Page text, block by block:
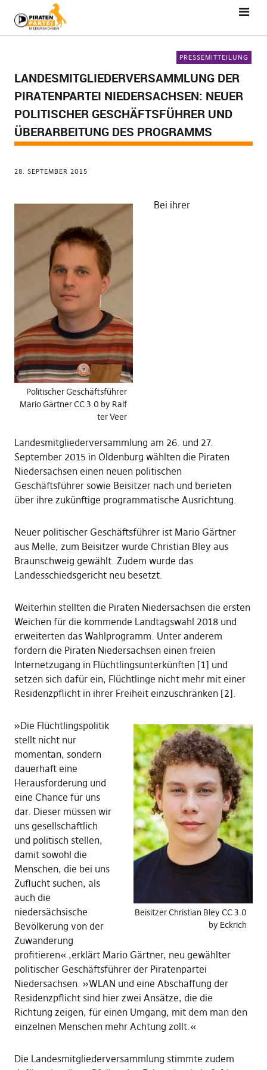
PRESSEMITTEILUNG
LANDESMITGLIEDERVERSAMMLUNG DER
PIRATENPARTEI NIEDERSACHSEN: NEUER
POLITISCHER GESCHÄFTSFÜHRER UND
ÜBERARBEITUNG DES PROGRAMMS
28. SEPTEMBER 2015
Politischer Geschäftsführer
Mario Gärtner CC 3.0 by Ralf
ter Veer
Bei ihrer
Landesmitgliederversammlung am 26. und 27.
September 2015 in Oldenburg wählten die Piraten
Niedersachsen einen neuen politischen
Geschäftsführer sowie Beisitzer nach und berieten
über ihre zukünftige programmatische Ausrichtung.
Neuer politischer Geschäftsführer ist Mario Gärtner
aus Melle, zum Beisitzer wurde Christian Bley aus
Braunschweig gewählt. Zudem wurde das
Landesschiedsgericht neu besetzt.
Weiterhin stellten die Piraten Niedersachsen die ersten
Weichen für die kommende Landtagswahl 2018 und
erweiterten das Wahlprogramm. Unter anderem
fordern die Piraten Niedersachsen einen freien
Internetzugang in Flüchtlingsunterkünften [1] und
setzen sich dafür ein, Flüchtlinge nicht mehr mit einer
Residenzpflicht in ihrer Freiheit einzuschränken [2].
Beisitzer Christian Bley CC 3.0
by Eckrich
»Die Flüchtlingspolitik
stellt nicht nur
momentan, sondern
dauerhaft eine
Herausforderung und
eine Chance für uns
dar. Dieser müssen wir
uns gesellschaftlich
und politisch stellen,
damit sowohl die
Menschen, die bei uns
Zuflucht suchen, als
auch die
niedersächsische
Bevölkerung von der
Zuwanderung
profitieren« ,erklärt Mario Gärtner, neu gewählter
politischer Geschäftsführer der Piratenpartei
Niedersachsen. »WLAN und eine Abschaffung der
Residenzpflicht sind hier zwei Ansätze, die die
Richtung zeigen, für einen Umgang, mit dem man den
einzelnen Menschen mehr Achtung zollt.«
Die Landesmitgliederversammlung stimmte zudem